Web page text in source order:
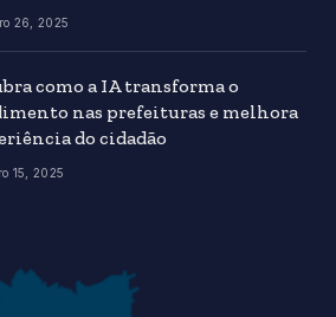
26, 2025
como a IA transforma o
nas prefeituras e melhora
do cidadão
15, 2025